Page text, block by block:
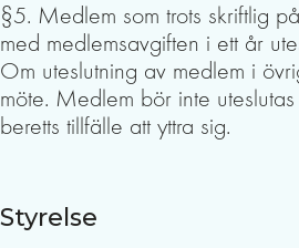
§5. Medlem som trots skriftlig
med medlemsavgiften i ett år
Om uteslutning av medlem i
möte. Medlem bör inte
beretts tillfälle att yttra sig.
Styrelse